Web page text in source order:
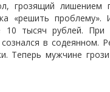
грозящий
«решить
10 тысяч рублей.
в содеянном.
Теперь мужчине